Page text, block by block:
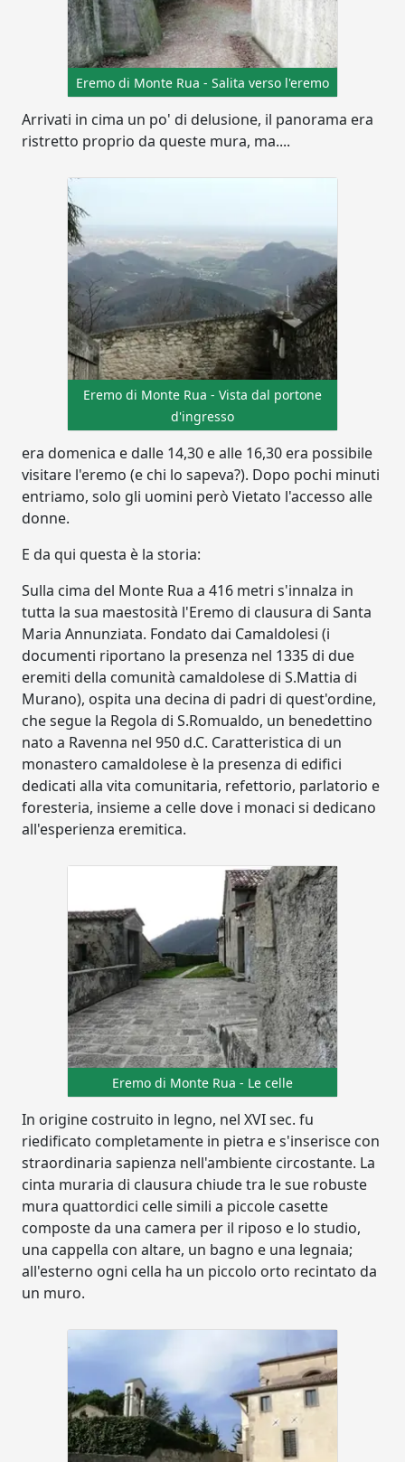
Eremo di Monte Rua - Salita verso l'eremo
Arrivati in cima un po' di delusione, il panorama era
ristretto proprio da queste mura, ma....
Eremo di Monte Rua - Vista dal portone
d'ingresso
era domenica e dalle 14,30 e alle 16,30 era possibile
visitare l'eremo (e chi lo sapeva?). Dopo pochi minuti
entriamo, solo gli uomini però Vietato l'accesso alle
donne.
E da qui questa è la storia:
Sulla cima del Monte Rua a 416 metri s'innalza in
tutta la sua maestosità l'Eremo di clausura di Santa
Maria Annunziata. Fondato dai Camaldolesi (i
documenti riportano la presenza nel 1335 di due
eremiti della comunità camaldolese di S.Mattia di
Murano), ospita una decina di padri di quest'ordine,
che segue la Regola di S.Romualdo, un benedettino
nato a Ravenna nel 950 d.C. Caratteristica di un
monastero camaldolese è la presenza di edifici
dedicati alla vita comunitaria, refettorio, parlatorio e
foresteria, insieme a celle dove i monaci si dedicano
all'esperienza eremitica.
Eremo di Monte Rua - Le celle
In origine costruito in legno, nel XVI sec. fu
riedificato completamente in pietra e s'inserisce con
straordinaria sapienza nell'ambiente circostante. La
cinta muraria di clausura chiude tra le sue robuste
mura quattordici celle simili a piccole casette
composte da una camera per il riposo e lo studio,
una cappella con altare, un bagno e una legnaia;
all'esterno ogni cella ha un piccolo orto recintato da
un muro.